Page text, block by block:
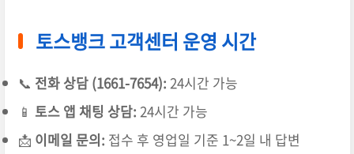
토스뱅크 고객센터 운영 시간
📞 전화 상담 (1661-7654): 24시간 가능
📱 토스 앱 채팅 상담: 24시간 가능
📩 이메일 문의: 접수 후 영업일 기준 1~2일 내 답변